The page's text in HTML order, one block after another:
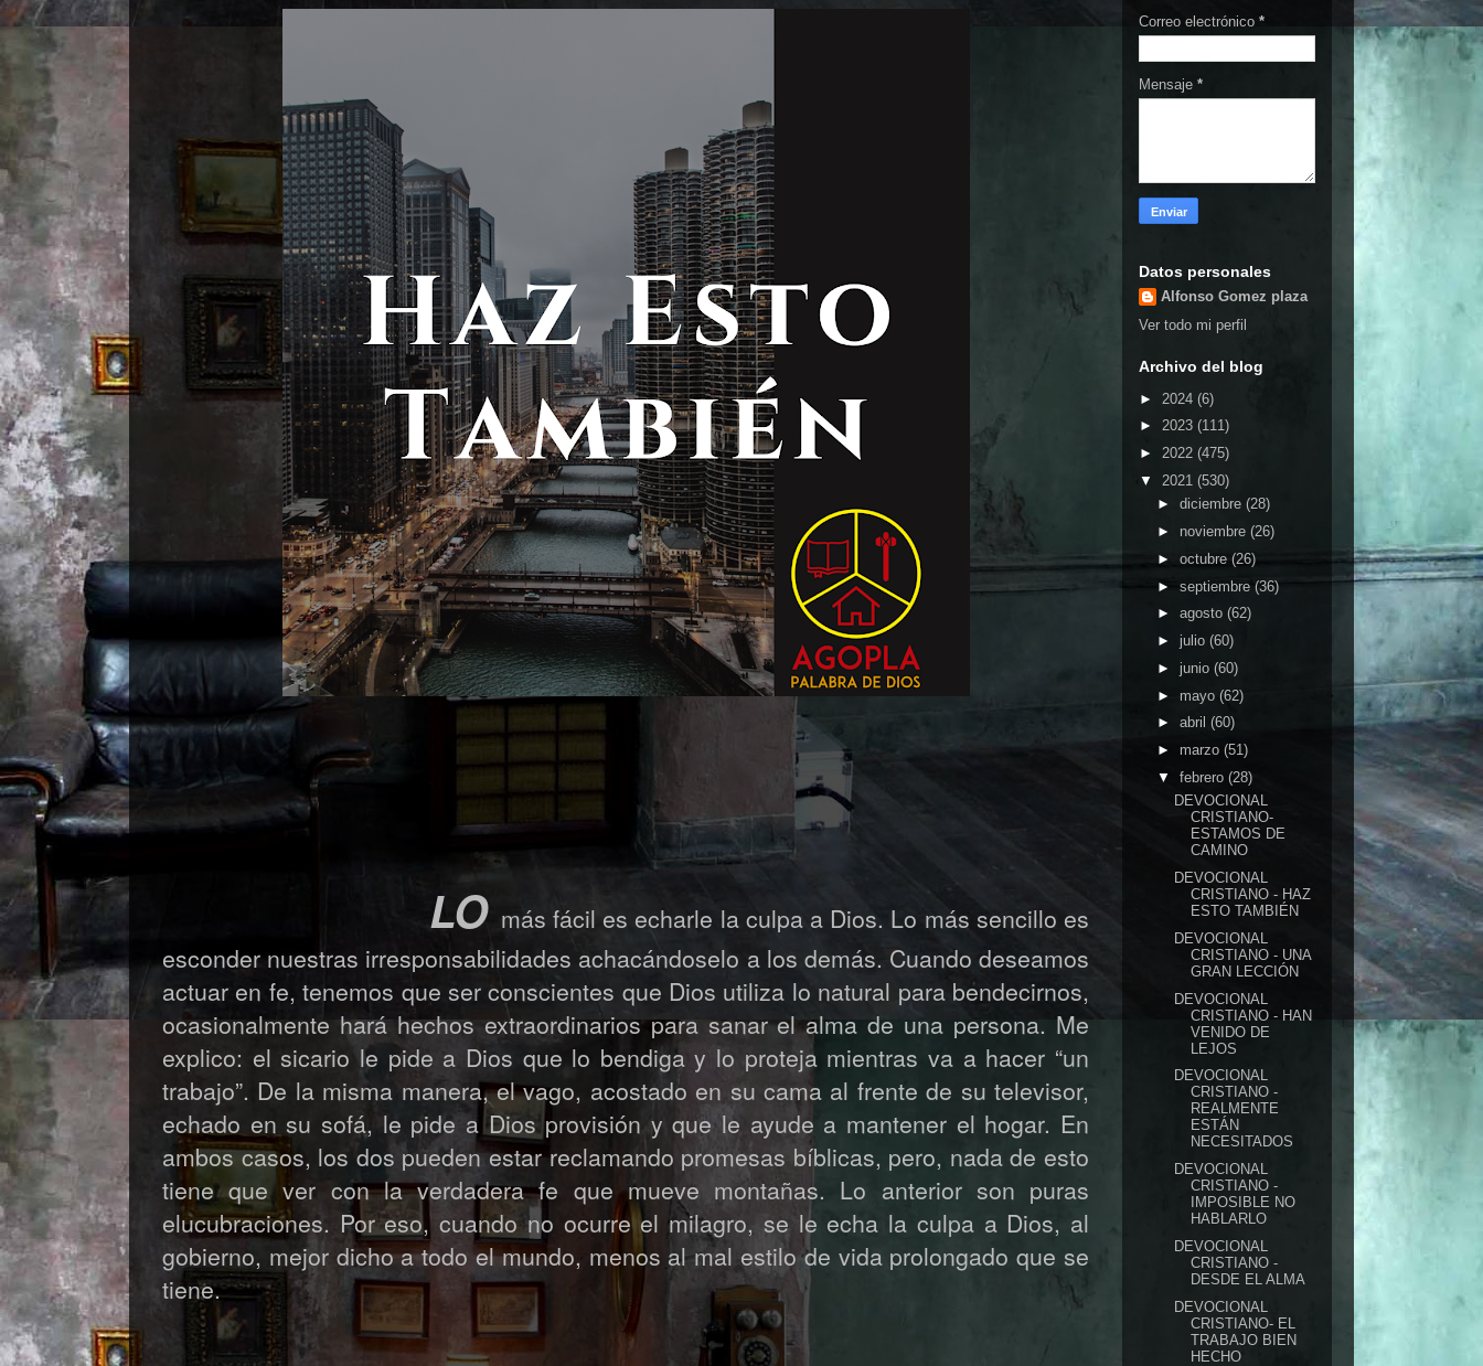
LO más fácil es echarle la culpa a Dios. Lo más sencillo es
esconder nuestras irresponsabilidades achacándoselo a los demás. Cuando deseamos
actuar en fe, tenemos que ser conscientes que Dios utiliza lo natural para bendecirnos,
ocasionalmente hará hechos extraordinarios para sanar el alma de una persona. Me
explico: el sicario le pide a Dios que lo bendiga y lo proteja mientras va a hacer “un
trabajo”. De la misma manera, el vago, acostado en su cama al frente de su televisor,
echado en su sofá, le pide a Dios provisión y que le ayude a mantener el hogar. En
ambos casos, los dos pueden estar reclamando promesas bíblicas, pero, nada de esto
tiene que ver con la verdadera fe que mueve montañas. Lo anterior son puras
elucubraciones. Por eso, cuando no ocurre el milagro, se le echa la culpa a Dios, al
gobierno, mejor dicho a todo el mundo, menos al mal estilo de vida prolongado que se
tiene.
Correo electrónico *
Mensaje *
Datos personales
Alfonso Gomez plaza
Ver todo mi perfil
Archivo del blog
► 2024 (6)
► 2023 (111)
► 2022 (475)
▼ 2021 (530)
► diciembre (28)
► noviembre (26)
► octubre (26)
► septiembre (36)
► agosto (62)
► julio (60)
► junio (60)
► mayo (62)
► abril (60)
► marzo (51)
▼ febrero (28)
DEVOCIONAL
CRISTIANO-
ESTAMOS DE
CAMINO
DEVOCIONAL
CRISTIANO - HAZ
ESTO TAMBIÉN
DEVOCIONAL
CRISTIANO - UNA
GRAN LECCIÓN
DEVOCIONAL
CRISTIANO - HAN
VENIDO DE
LEJOS
DEVOCIONAL
CRISTIANO -
REALMENTE
ESTÁN
NECESITADOS
DEVOCIONAL
CRISTIANO -
IMPOSIBLE NO
HABLARLO
DEVOCIONAL
CRISTIANO -
DESDE EL ALMA
DEVOCIONAL
CRISTIANO- EL
TRABAJO BIEN
HECHO